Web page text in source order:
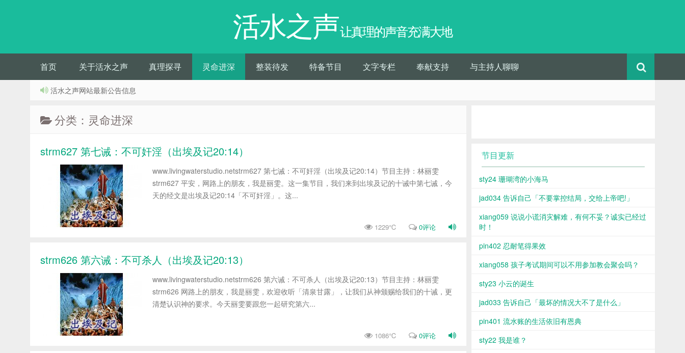
活水之声让真理的声音充满大地
首页 关于活水之声 真理探寻 灵命进深 整装待发 特备节目 文字专栏 奉献支持 与主持人聊聊
活水之声网站最新公告信息
分类：灵命进深
strm627 第七诫：不可奸淫（出埃及记20:14）
www.livingwaterstudio.netstrm627 第七诫：不可奸淫（出埃及记20:14）节目主持：林丽雯
strm627 平安，网路上的朋友，我是丽雯。这一集节目，我们来到出埃及记的十诫中第七诫，今
天的经文是出埃及记20:14「不可奸淫」。这...
1229℃ 0评论
strm626 第六诫：不可杀人（出埃及记20:13）
www.livingwaterstudio.netstrm626 第六诫：不可杀人（出埃及记20:13）节目主持：林丽雯
strm626 网路上的朋友，我是丽雯，欢迎收听「清泉甘露」，让我们从神颁赐给我们的十诫，更
清楚认识神的要求。今天丽雯要跟您一起研究第六...
1086℃ 0评论
节目更新
sty24 珊瑚湾的小海马
jad034 告诉自己「不要掌控结局，交给上帝吧!」
xiang059 说说小谎消灾解难，有何不妥？诚实已经过
时！
pin402 忍耐笔得果效
xiang058 孩子考试期间可以不用参加教会聚会吗？
sty23 小云的诞生
jad033 告诉自己「最坏的情况大不了是什么」
pin401 流水账的生活依旧有恩典
sty22 我是谁？